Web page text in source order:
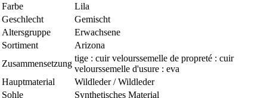
Farbe
Lila
Geschlecht
Gemischt
Altersgruppe
Erwachsene
Sortiment
Arizona
Zusammensetzung
tige : cuir velourssemelle de propreté : cuir
velourssemelle d'usure : eva
Hauptmaterial
Wildleder / Wildleder
Sohle
Synthetisches Material